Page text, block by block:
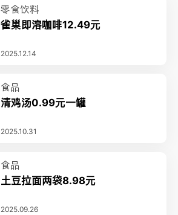
零食饮料
雀巢即溶咖啡12.49元
2025.12.14
食品
清鸡汤0.99元一罐
2025.10.31
食品
土豆拉面两袋8.98元
2025.09.26